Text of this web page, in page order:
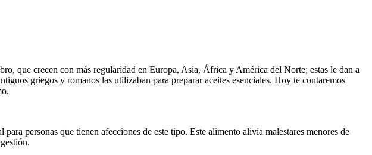
que crecen con más regularidad en Europa, Asia, África y América del Norte; estas le dan a
griegos y romanos las utilizaban para preparar aceites esenciales. Hoy te contaremos
personas que tienen afecciones de este tipo. Este alimento alivia malestares menores de